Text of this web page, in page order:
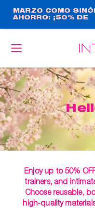
contenido
principal
MARZO COMO
AHORRO: ¡50% DE
TAMAÑO NORMAL!
Enjoy up to 50%
trainers, and
Choose reusable,
high-quality